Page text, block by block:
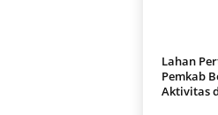
Lahan
Pemkab
Aktivitas